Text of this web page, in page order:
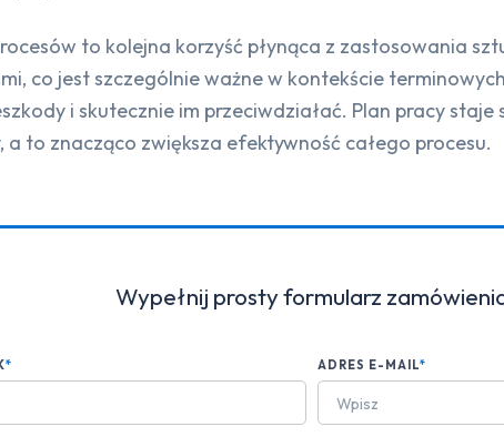
to kolejna korzyść płynąca z zastosowania
co jest szczególnie ważne w kontekście
i skutecznie im przeciwdziałać. Plan pracy
a to znacząco zwiększa efektywność całego procesu.
Wypełnij prosty formularz
* ADRES E-MAIL*